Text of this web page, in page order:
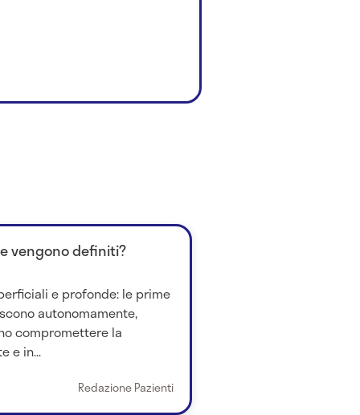
vengono definiti?
e profonde: le prime
autonomamente,
compromettere la
e in...
Redazione Pazienti